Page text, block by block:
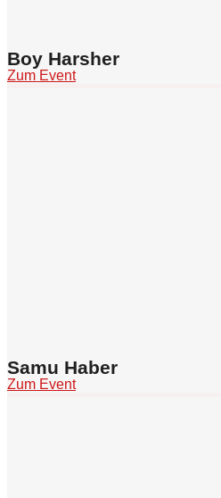
Boy Harsher
Zum Event
Samu Haber
Zum Event